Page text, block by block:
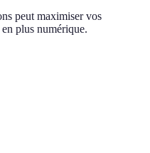
peut maximiser vos
plus numérique.